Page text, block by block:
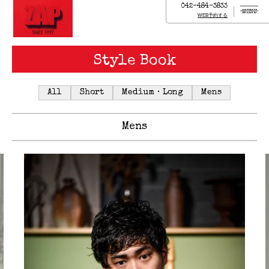
042-484-3833
WEB予約する
MENU
Style Book
All Short Medium・Long Mens
Mens